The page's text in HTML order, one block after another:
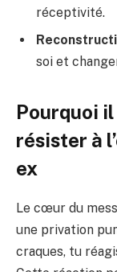
réceptivité.
soi et
Pourquoi
résister à
ex
Le cœur du
une privation
craques, tu